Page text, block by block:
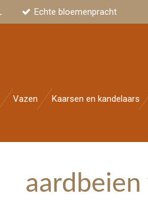
Echte bloemenpracht
Vazen Kaarsen en kandelaars
aardbeien